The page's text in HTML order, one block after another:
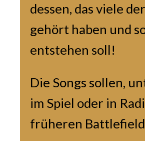
dessen, das viele
gehört haben und
entstehen soll!
Die Songs sollen,
im Spiel oder in
früheren